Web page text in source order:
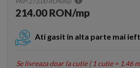
214.00 RON/mp
Ati gasit in alta parte mai
Se livreaza doar la cutie (1 cutie = 1.46